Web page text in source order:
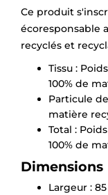
Ce produit
écoresponsable
recyclés et
Tissu :
100% de
Particule
matière
Total :
100% de
Dimensions
Largeur :